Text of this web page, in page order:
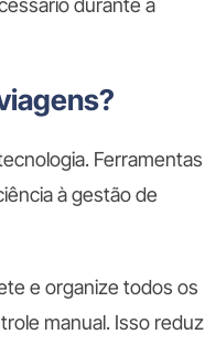
durante a
Ferramentas
à gestão de
e organize todos os
manual. Isso reduz